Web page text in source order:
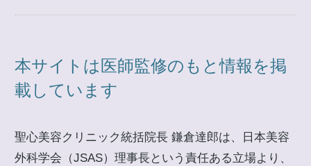
本サイトは医師監修のもと情報を掲
載しています
聖心美容クリニック統括院長 鎌倉達郎は、日本美容
外科学会（JSAS）理事長という責任ある立場より、